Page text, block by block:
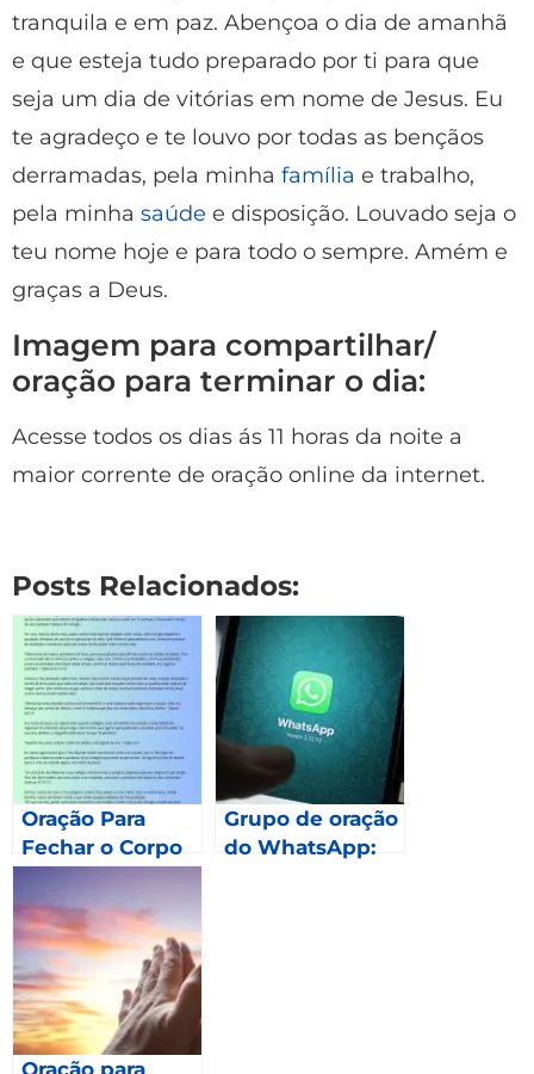
tranquila e em paz. Abençoa o dia de amanhã
e que esteja tudo preparado por ti para que
seja um dia de vitórias em nome de Jesus. Eu
te agradeço e te louvo por todas as bençãos
derramadas, pela minha família e trabalho,
pela minha saúde e disposição. Louvado seja o
teu nome hoje e para todo o sempre. Amém e
graças a Deus.
Imagem para compartilhar/
oração para terminar o dia:
Acesse todos os dias ás 11 horas da noite a
maior corrente de oração online da internet.
Posts Relacionados:
Oração Para
Fechar o Corpo
Grupo de oração
do WhatsApp:
Oração para